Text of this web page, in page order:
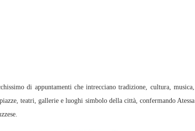
di appuntamenti che intrecciano tradizione, cultura, musica,
teatri, gallerie e luoghi simbolo della città, confermando Atessa